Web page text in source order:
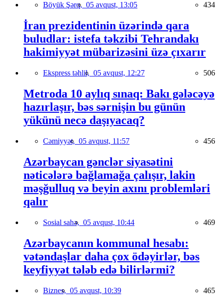
Böyük Şərq, 05 avqust, 13:05 434
İran prezidentinin üzərində qara
buludlar: istefa təkzibi Tehrandakı
hakimiyyət mübarizəsini üzə çıxarır
Ekspress təhlil, 05 avqust, 12:27 506
Metroda 10 aylıq sınaq: Bakı gələcəyə
hazırlaşır, bəs sərnişin bu günün
yükünü necə daşıyacaq?
Cəmiyyət, 05 avqust, 11:57 456
Azərbaycan gənclər siyasətini
nəticələrə bağlamağa çalışır, lakin
məşğulluq və beyin axını problemləri
qalır
Sosial sahə, 05 avqust, 10:44 469
Azərbaycanın kommunal hesabı:
vətəndaşlar daha çox ödəyirlər, bəs
keyfiyyət tələb edə bilirlərmi?
Biznes, 05 avqust, 10:39 465